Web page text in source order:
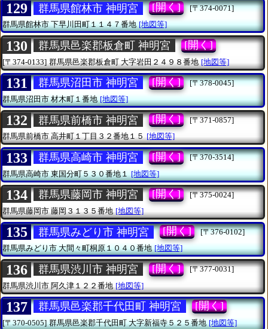
129 群馬県館林市 神明宮 [開く]
[〒374-0071]
群馬県館林市下早川田町１１４７番地 [地図等]
130 群馬県邑楽郡板倉町 神明宮 [開く]
[〒374-0133] 群馬県邑楽郡板倉町 大字岩田２４９８番地 [地図等]
131 群馬県沼田市 神明宮 [開く]
[〒378-0045]
群馬県沼田市材木町１番地 [地図等]
132 群馬県前橋市 神明宮 [開く]
[〒371-0857]
群馬県前橋市高井町１丁目３２番地１５ [地図等]
133 群馬県高崎市 神明宮 [開く]
[〒370-3514]
群馬県高崎市東国分町５３０番地１ [地図等]
134 群馬県藤岡市 神明宮 [開く]
[〒375-0024]
群馬県藤岡市 藤岡３１３５番地 [地図等]
135 群馬県みどり市 神明宮 [開く]
[〒376-0102]
群馬県みどり市大間々町桐原１０４０番地 [地図等]
136 群馬県渋川市 神明宮 [開く]
[〒377-0031]
群馬県渋川市 阿久津１２２番地 [地図等]
137 群馬県邑楽郡千代田町 神明宮 [開く]
[〒370-0505] 群馬県邑楽郡千代田町大字新福寺５２５番地 [地図等]